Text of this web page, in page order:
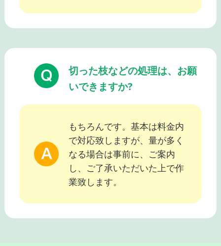
切った枝などの処理は、お願
いできますか?
もちろんです。基本は料金内
で対応致しますが、量が多く
なる場合は事前に、ご案内
し、ご了承いただいた上で作
業致します。